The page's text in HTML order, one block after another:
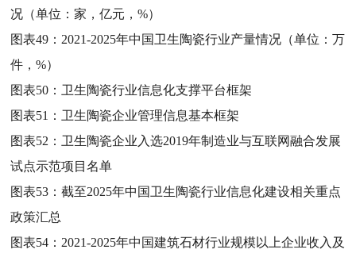
况（单位：家，亿元，%）
图表49： 2021-2025年中国卫生陶瓷行业产量情况（单位：万
件，%）
图表50： 卫生陶瓷行业信息化支撑平台框架
图表51： 卫生陶瓷企业管理信息基本框架
图表52： 卫生陶瓷企业入选2019年制造业与互联网融合发展
试点示范项目名单
图表53：截至2025年中国卫生陶瓷行业信息化建设相关重点
政策汇总
图表54： 2021-2025年中国建筑石材行业规模以上企业收入及